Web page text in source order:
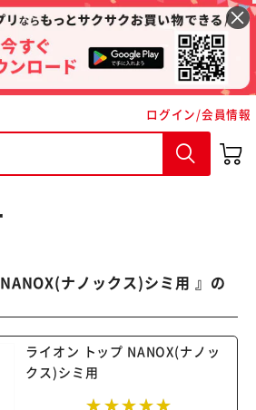
ログイン/会員情報
ナノックス)シミ用 』の
ライオン トップ NANOX(ナノッ
クス)シミ用
い